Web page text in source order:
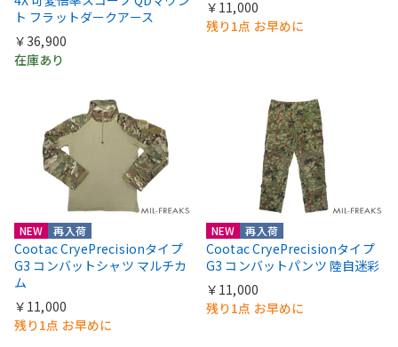
ト フラットダークアース
￥36,900
在庫あり
￥11,000
残り1点 お早めに
NEW 再入荷
Cootac CryePrecisionタイプ
G3 コンバットシャツ マルチカ
ム
￥11,000
残り1点 お早めに
NEW 再入荷
Cootac CryePrecisionタイプ
G3 コンバットパンツ 陸自迷彩
￥11,000
残り1点 お早めに